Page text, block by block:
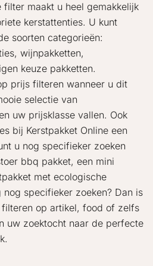
maakt u heel gemakkelijk
kerstattenties. U kunt
soorten categorieën:
wijnpakketten,
keuze pakketten.
prijs filteren wanneer u dit
selectie van
uw prijsklasse vallen. Ook
bij Kerstpakket Online een
u nog specifieker zoeken
bbq pakket, een mini
met ecologische
specifieker zoeken? Dan is
op artikel, food of zelfs
uw zoektocht naar de perfecte